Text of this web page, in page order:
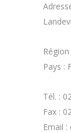
Pays :
Tél. :
Fax :
Email